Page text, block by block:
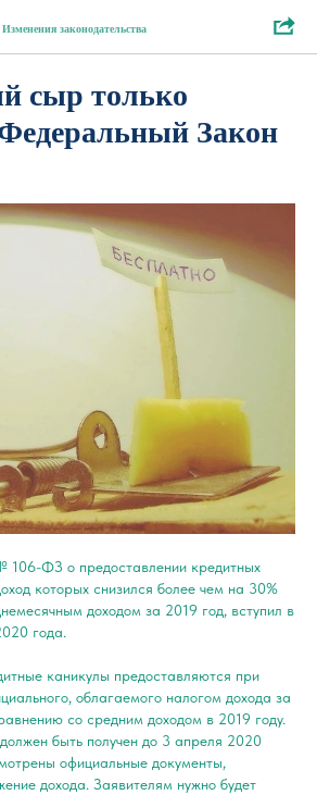
Изменения законодательства
сыр только
Закон
ФЗ о предоставлении кредитных
которых снизился более чем на 30%
доходом за 2019 год, вступил в
года.
каникулы предоставляются при
облагаемого налогом дохода за
со средним доходом в 2019 году.
быть получен до 3 апреля 2020
официальные документы,
дохода. Заявителям нужно будет